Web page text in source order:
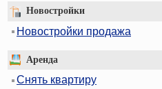
Новостройки
Новостройки продажа
Аренда
Снять квартиру